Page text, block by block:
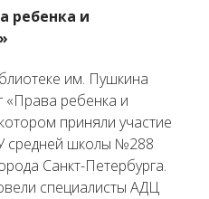
ребенка и
им. Пушкина
«Права ребенка и
приняли участие
средней школы №288
Санкт-Петербурга.
специалисты АДЦ